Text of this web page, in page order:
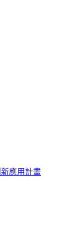
應用計畫